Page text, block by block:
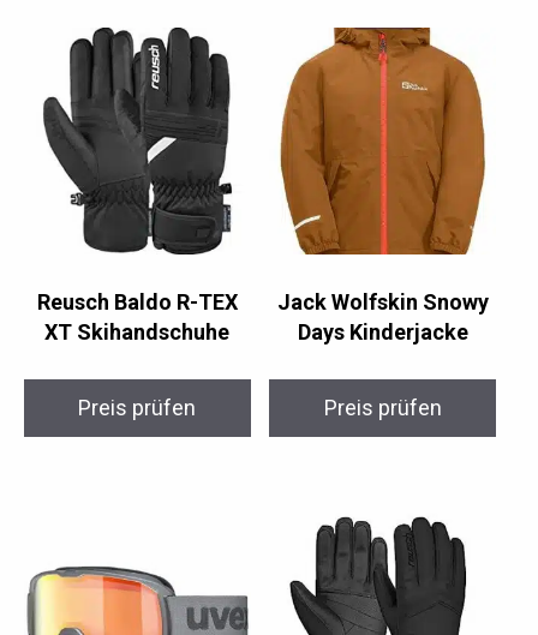
Reusch Baldo R-TEX
XT Skihandschuhe
Preis prüfen
Jack Wolfskin Snowy
Days Kinderjacke
Preis prüfen